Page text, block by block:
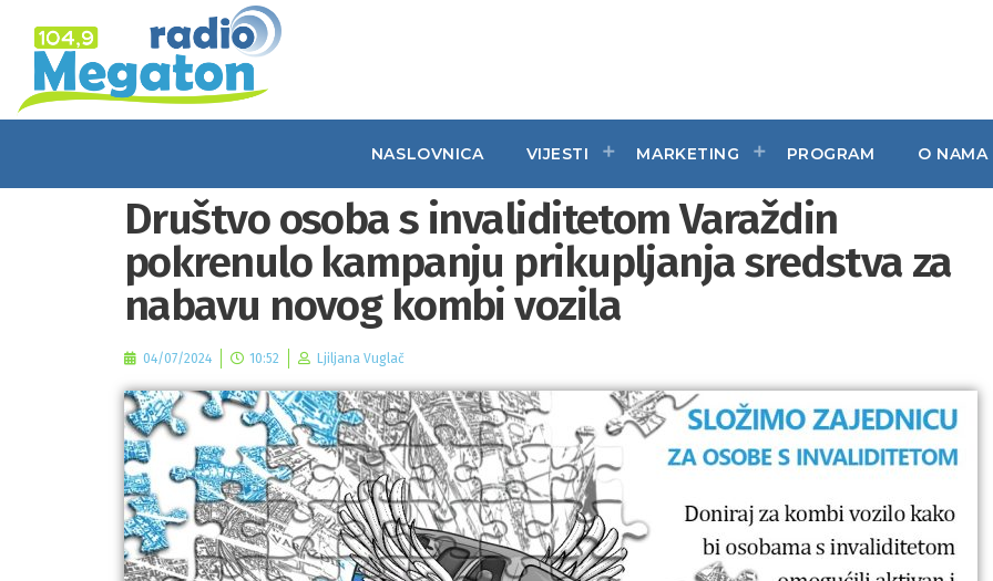
NASLOVNICA VIJESTI MARKETING PROGRAM O NAMA
Društvo osoba s invaliditetom Varaždin
pokrenulo kampanju prikupljanja sredstva za
nabavu novog kombi vozila
04/07/2024 10:52 Ljiljana Vuglač